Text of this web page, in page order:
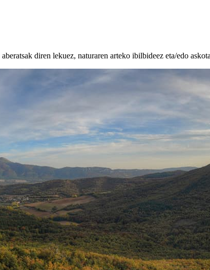
diren lekuez, naturaren arteko ibilbideez eta/edo